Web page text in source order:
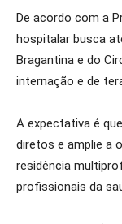
De acordo com a
hospitalar busca
Bragantina e do
internação e de
A expectativa é
diretos e amplie a
residência
profissionais da